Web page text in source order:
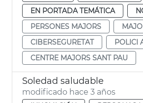
EN PORTADA TEMÁTICA
PERSONES MAJORS
CIBERSEGURETAT
POLICI
CENTRE MAJORS SANT PAU
Soledad saludable
modificado hace 3 años